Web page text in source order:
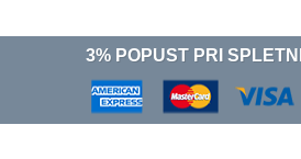
3% POPUST PRI